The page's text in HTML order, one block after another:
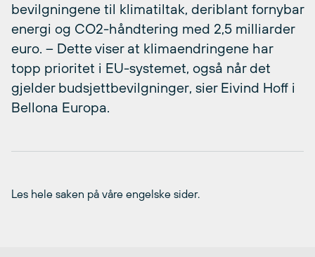
bevilgningene til klimatiltak, deriblant fornybar
energi og CO2-håndtering med 2,5 milliarder
euro. – Dette viser at klimaendringene har
topp prioritet i EU-systemet, også når det
gjelder budsjettbevilgninger, sier Eivind Hoff i
Bellona Europa.
Les hele saken på våre engelske sider.